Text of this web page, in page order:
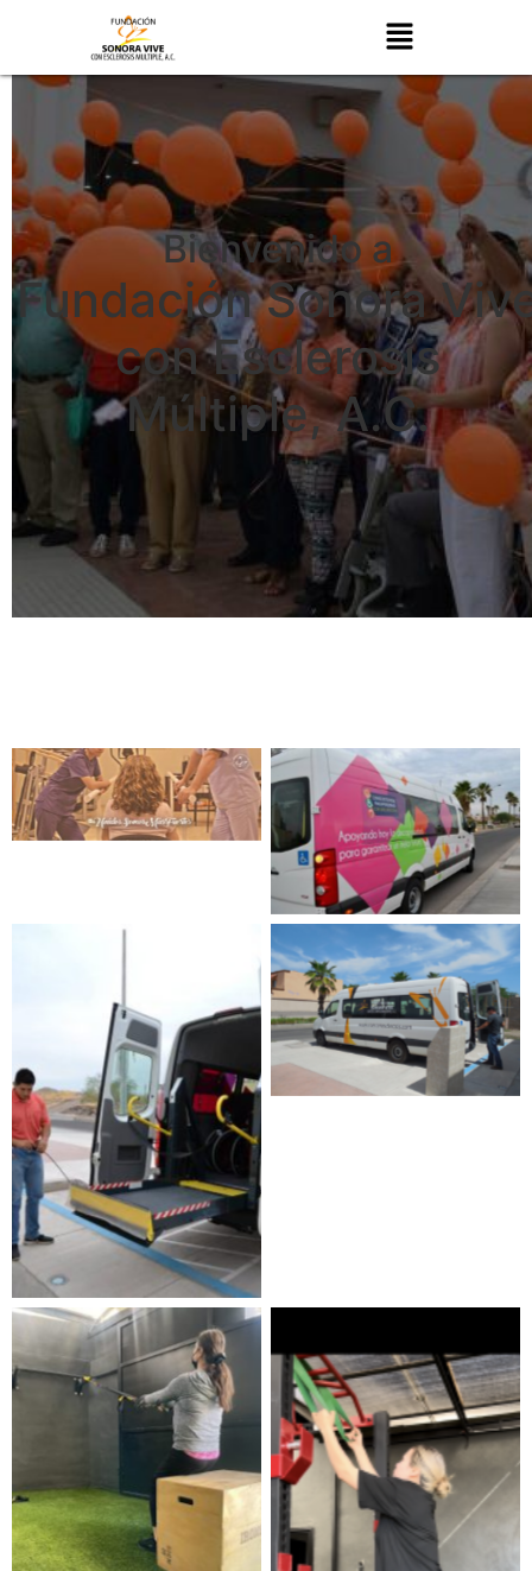
Bienvenido a
Fundación Sonora
con Esclerosis
Múltiple, A.C.